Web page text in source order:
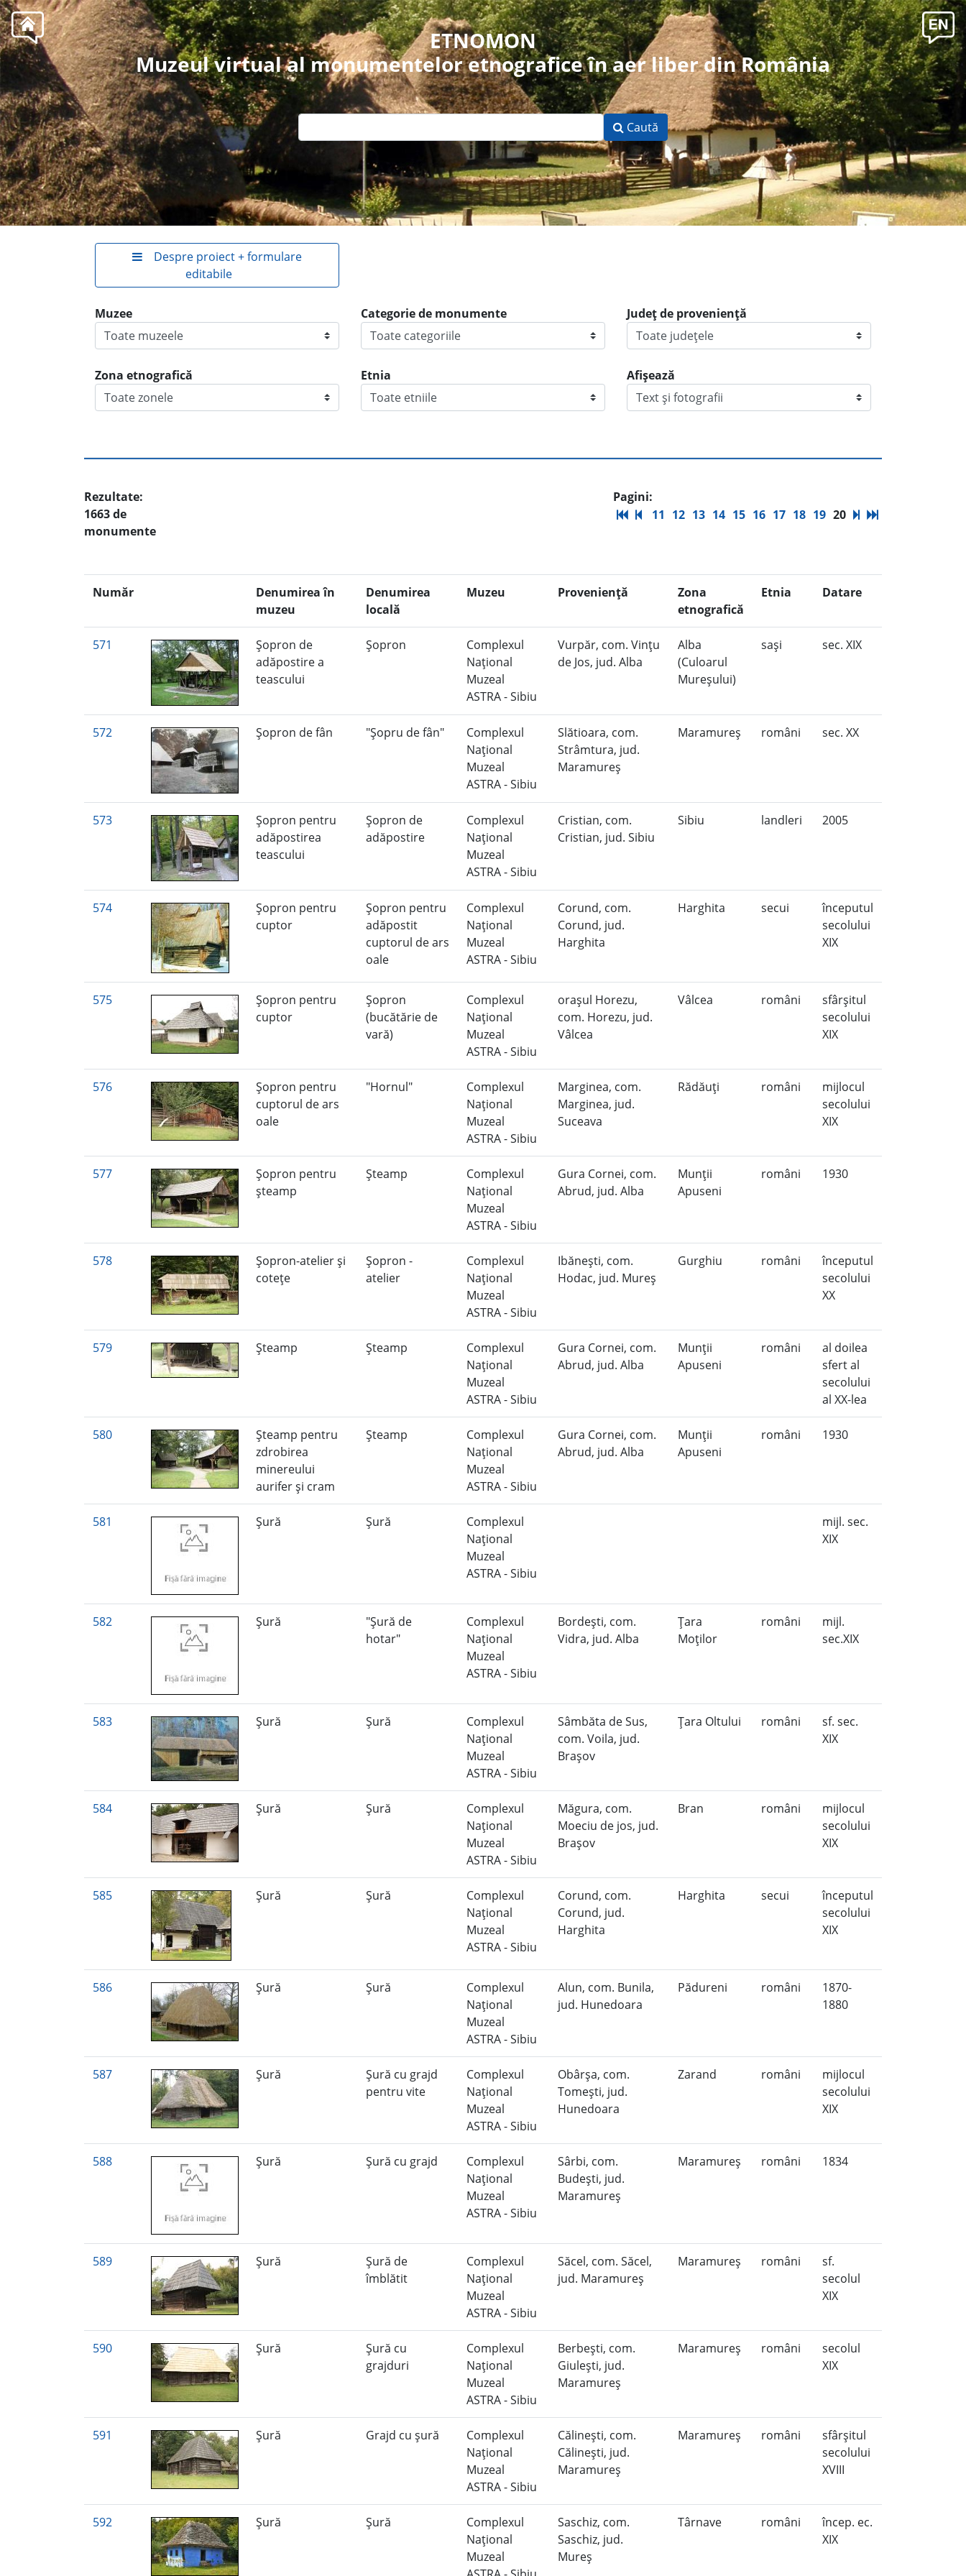
ETNOMON
Muzeul virtual al monumentelor etnografice în aer liber din România
Caută
Despre proiect + formulare
editabile
Muzee Categorie de monumente Judeţ de provenienţă
Zona etnografică Etnia Afișează
Rezultate:
1663 de
monumente
Pagini:
11 12 13 14 15 16 17 18 19 20
Număr
Denumirea în
muzeu
Denumirea
locală
Muzeu Provenienţă
Zona
etnografică
Etnia Datare
571
Şopron de
adăpostire a
teascului
Şopron
Complexul
Naţional
Muzeal
ASTRA - Sibiu
Vurpăr, com. Vinţu
de Jos, jud. Alba
Alba
(Culoarul
Mureşului)
saşi sec. XIX
572 Şopron de fân "Şopru de fân"
Complexul
Naţional
Muzeal
ASTRA - Sibiu
Slătioara, com.
Strâmtura, jud.
Maramureş
Maramureş români sec. XX
573
Şopron pentru
adăpostirea
teascului
Şopron de
adăpostire
Complexul
Naţional
Muzeal
ASTRA - Sibiu
Cristian, com.
Cristian, jud. Sibiu
Sibiu landleri 2005
574
Şopron pentru
cuptor
Şopron pentru
adăpostit
cuptorul de ars
oale
Complexul
Naţional
Muzeal
ASTRA - Sibiu
Corund, com.
Corund, jud.
Harghita
Harghita secui
începutul
secolului
XIX
575
Şopron pentru
cuptor
Şopron
(bucătărie de
vară)
Complexul
Naţional
Muzeal
ASTRA - Sibiu
oraşul Horezu,
com. Horezu, jud.
Vâlcea
Vâlcea români
sfârşitul
secolului
XIX
576
Şopron pentru
cuptorul de ars
oale
"Hornul"
Complexul
Naţional
Muzeal
ASTRA - Sibiu
Marginea, com.
Marginea, jud.
Suceava
Rădăuţi români
mijlocul
secolului
XIX
577
Şopron pentru
şteamp
Şteamp
Complexul
Naţional
Muzeal
ASTRA - Sibiu
Gura Cornei, com.
Abrud, jud. Alba
Munţii
Apuseni
români 1930
578
Şopron-atelier şi
coteţe
Şopron -
atelier
Complexul
Naţional
Muzeal
ASTRA - Sibiu
Ibăneşti, com.
Hodac, jud. Mureş
Gurghiu români
începutul
secolului
XX
579 Şteamp Şteamp
Complexul
Naţional
Muzeal
ASTRA - Sibiu
Gura Cornei, com.
Abrud, jud. Alba
Munţii
Apuseni
români
al doilea
sfert al
secolului
al XX-lea
580
Şteamp pentru
zdrobirea
minereului
aurifer şi cram
Şteamp
Complexul
Naţional
Muzeal
ASTRA - Sibiu
Gura Cornei, com.
Abrud, jud. Alba
Munţii
Apuseni
români 1930
581 Şură Şură
Complexul
Naţional
Muzeal
ASTRA - Sibiu
mijl. sec.
XIX
582 Şură
"Şură de
hotar"
Complexul
Naţional
Muzeal
ASTRA - Sibiu
Bordeşti, com.
Vidra, jud. Alba
Ţara
Moţilor
români
mijl.
sec.XIX
583 Şură Şură
Complexul
Naţional
Muzeal
ASTRA - Sibiu
Sâmbăta de Sus,
com. Voila, jud.
Braşov
Ţara Oltului români
sf. sec.
XIX
584 Şură Şură
Complexul
Naţional
Muzeal
ASTRA - Sibiu
Măgura, com.
Moeciu de jos, jud.
Braşov
Bran români
mijlocul
secolului
XIX
585 Şură Şură
Complexul
Naţional
Muzeal
ASTRA - Sibiu
Corund, com.
Corund, jud.
Harghita
Harghita secui
începutul
secolului
XIX
586 Şură Şură
Complexul
Naţional
Muzeal
ASTRA - Sibiu
Alun, com. Bunila,
jud. Hunedoara
Pădureni români
1870-
1880
587 Şură
Şură cu grajd
pentru vite
Complexul
Naţional
Muzeal
ASTRA - Sibiu
Obârşa, com.
Tomeşti, jud.
Hunedoara
Zarand români
mijlocul
secolului
XIX
588 Şură Şură cu grajd
Complexul
Naţional
Muzeal
ASTRA - Sibiu
Sârbi, com.
Budeşti, jud.
Maramureş
Maramureş români 1834
589 Şură
Şură de
îmblătit
Complexul
Naţional
Muzeal
ASTRA - Sibiu
Săcel, com. Săcel,
jud. Maramureş
Maramureş români
sf.
secolul
XIX
590 Şură
Şură cu
grajduri
Complexul
Naţional
Muzeal
ASTRA - Sibiu
Berbeşti, com.
Giuleşti, jud.
Maramureş
Maramureş români
secolul
XIX
591 Şură Grajd cu şură
Complexul
Naţional
Muzeal
ASTRA - Sibiu
Călineşti, com.
Călineşti, jud.
Maramureş
Maramureş români
sfârşitul
secolului
XVIII
592 Şură Şură
Complexul
Naţional
Muzeal
Saschiz, com.
Saschiz, jud.
Mureş
Târnave români
încep. ec.
XIX